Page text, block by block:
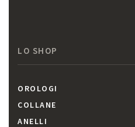
LO SHOP
OROLOGI
COLLANE
ANELLI